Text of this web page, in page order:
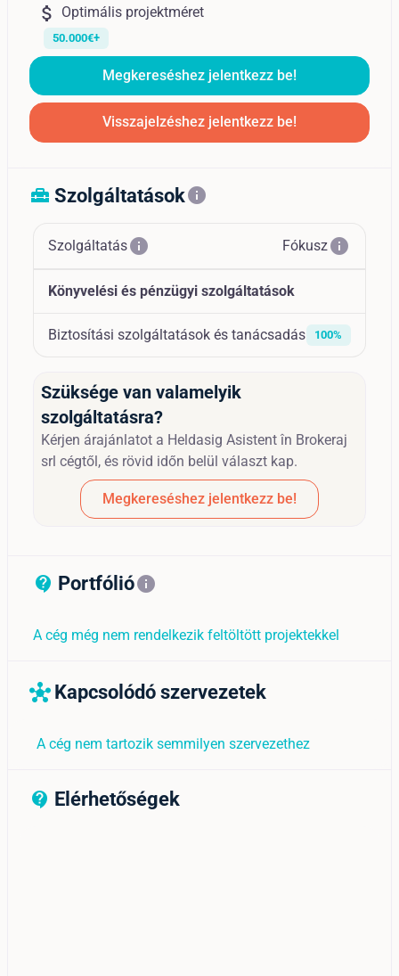
attach_money Optimális projektméret
50.000€+
Megkereséshez jelentkezz be!
Visszajelzéshez jelentkezz be!
home_repair_service Szolgáltatásokinfo
Szolgáltatásinfo Fókuszinfo
Könyvelési és pénzügyi szolgáltatások
Biztosítási szolgáltatások és tanácsadás 100%
Szüksége van valamelyik
szolgáltatásra?
Kérjen árajánlatot a Heldasig Asistent în Brokeraj
srl cégtől, és rövid időn belül választ kap.
Megkereséshez jelentkezz be!
contact_support_outline
Portfólióinfo
A cég még nem rendelkezik feltöltött projektekkel
hub Kapcsolódó szervezetek
A cég nem tartozik semmilyen szervezethez
contact_support_outline
Elérhetőségek